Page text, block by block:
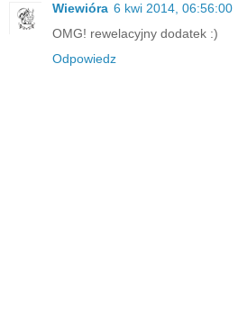
Wiewióra 6 kwi 2014, 06:56:00
OMG! rewelacyjny dodatek :)
Odpowiedz